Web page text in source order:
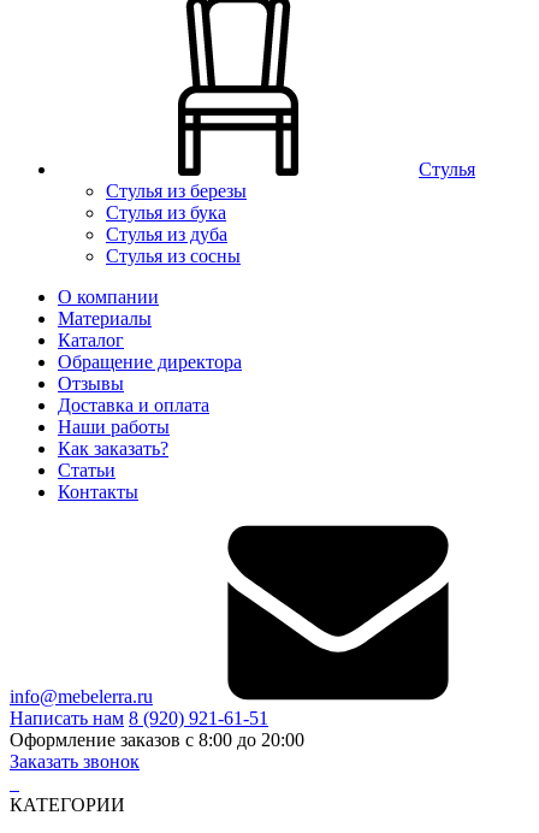
Стулья
Стулья из березы
Стулья из бука
Стулья из дуба
Стулья из сосны
О компании
Материалы
Каталог
Обращение директора
Отзывы
Доставка и оплата
Наши работы
Как заказать?
Статьи
Контакты
info@mebelerra.ru
Написать нам 8 (920) 921-61-51
Оформление заказов с 8:00 до 20:00
Заказать звонок
КАТЕГОРИИ